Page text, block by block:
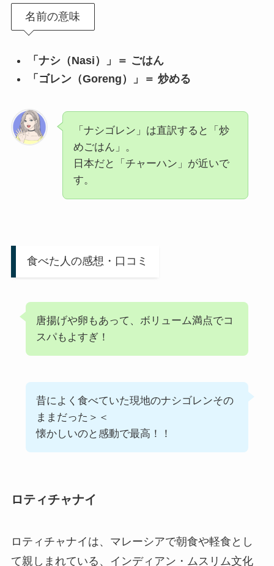
名前の意味
「ナシ（Nasi）」＝ ごはん
「ゴレン（Goreng）」＝ 炒める
「ナシゴレン」は直訳すると「炒
めごはん」。
日本だと「チャーハン」が近いで
す。
食べた人の感想・口コミ
唐揚げや卵もあって、ボリューム満点でコ
スパもよすぎ！
昔によく食べていた現地のナシゴレンその
ままだった＞＜
懐かしいのと感動で最高！！
ロティチャナイ
ロティチャナイは、マレーシアで朝食や軽食とし
て親しまれている、インディアン・ムスリム文化